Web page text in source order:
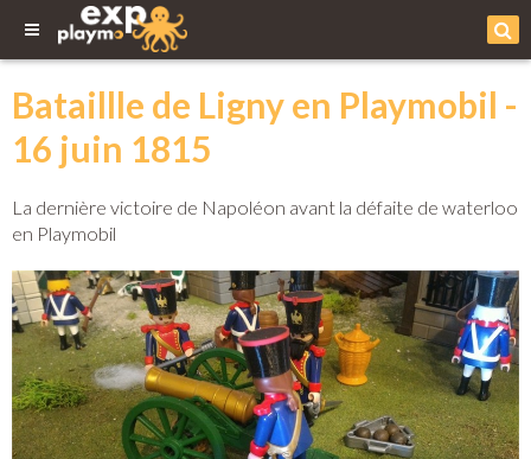
Bataillle de Ligny en Playmobil -
16 juin 1815
La dernière victoire de Napoléon avant la défaite de waterloo
en Playmobil